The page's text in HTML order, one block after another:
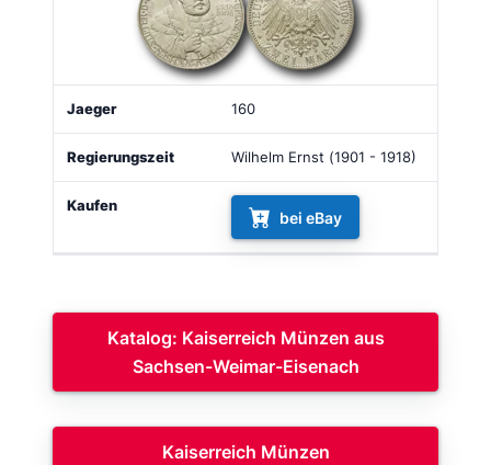
160
Wilhelm Ernst (1901 - 1918)
bei eBay
Katalog: Kaiserreich Münzen aus
Sachsen-Weimar-Eisenach
Kaiserreich Münzen